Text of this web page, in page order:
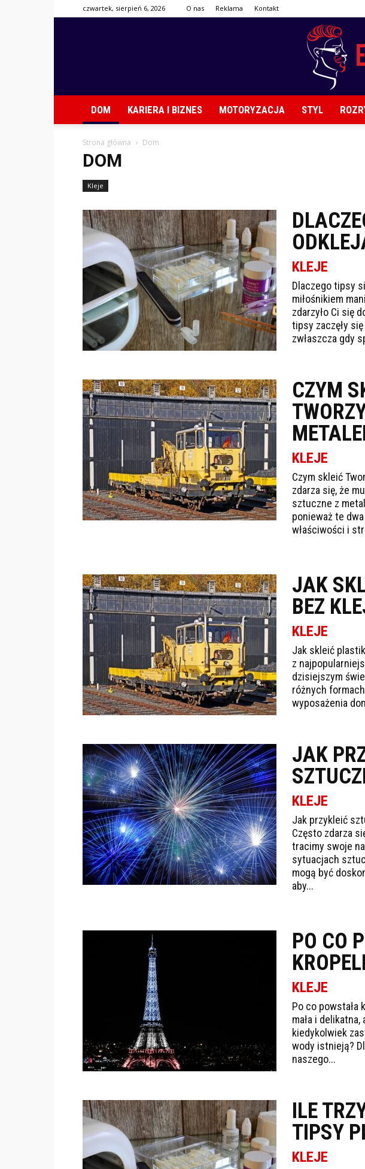
czwartek, sierpień 6, 2026 O nas Reklama Kontakt
DOM KARIERA I BIZNES MOTORYZACJA STYL
Strona główna Dom
DOM
Kleje
KLEJE
Dlaczego tipsy
miłośnikiem
zdarzyło Ci się
tipsy zaczęły
zwłaszcza gdy
CZYM
KLEJE
Czym skleić
zdarza się, że
sztuczne z
ponieważ te
właściwości i
JAK
BEZ
KLEJE
Jak skleić
z
dzisiejszym
różnych
wyposażenia
JAK
KLEJE
Jak przykleić
Często zdarza
tracimy swoje
sytuacjach
mogą być
aby...
PO CO
KLEJE
Po co powstała
mała i
kiedykolwiek
wody istnieją?
naszego...
ILE
TIPSY
KLEJE